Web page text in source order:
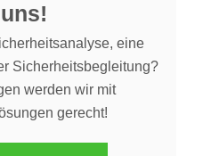
eine
Sicherheitsbegleitung?
werden wir mit
gerecht!